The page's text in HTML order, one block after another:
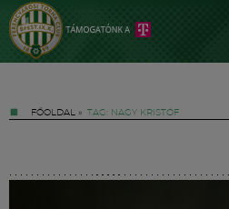
FŐOLDAL » TAG: NAGY KRISTÓF